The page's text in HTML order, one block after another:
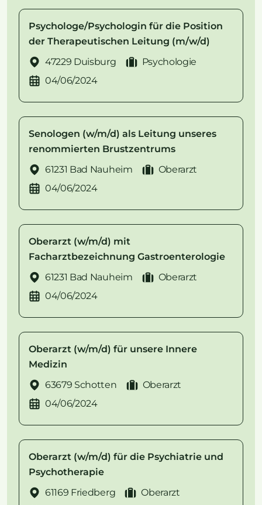
Psychologe/Psychologin für die Position
der Therapeutischen Leitung (m/w/d)
47229 Duisburg
Psychologie
04/06/2024
Senologen (w/m/d) als Leitung unseres
renommierten Brustzentrums
61231 Bad Nauheim
Oberarzt
04/06/2024
Oberarzt (w/m/d) mit
Facharztbezeichnung Gastroenterologie
61231 Bad Nauheim
Oberarzt
04/06/2024
Oberarzt (w/m/d) für unsere Innere
Medizin
63679 Schotten
Oberarzt
04/06/2024
Oberarzt (w/m/d) für die Psychiatrie und
Psychotherapie
61169 Friedberg
Oberarzt